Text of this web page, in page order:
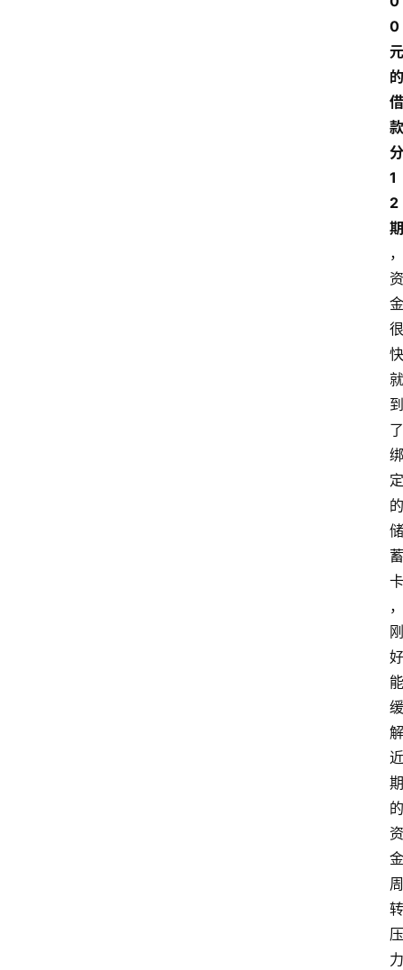
0
元
的
借
款
分
1
2
期
，
资
金
很
快
就
到
了
绑
定
的
储
蓄
卡
，
刚
好
能
缓
解
近
期
的
资
金
周
转
压
力